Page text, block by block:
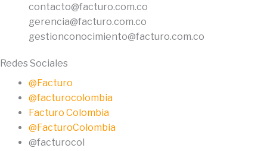
contacto@facturo.com.co
gerencia@facturo.com.co
gestionconocimiento@facturo.com.co
Redes Sociales
@Facturo
@facturocolombia
Facturo Colombia
@FacturoColombia
@facturocol